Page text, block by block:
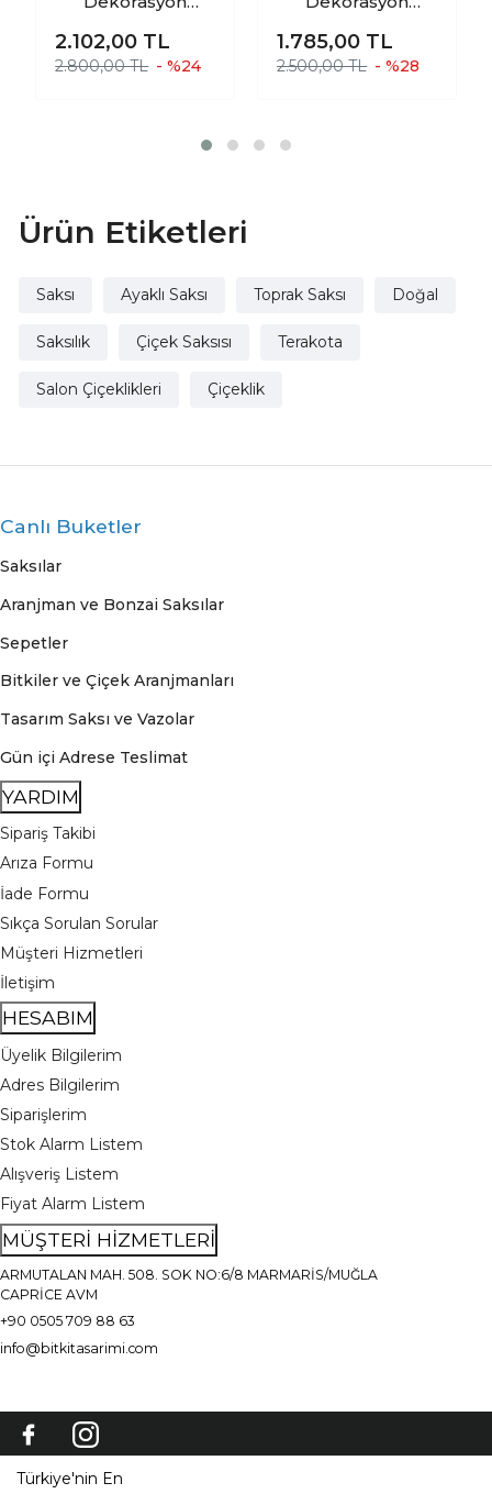
Mermer Efektli
Aranjman
2.102,00 TL
2.800,00 TL - %24
Mermer Efektli
Aranjman
Ayaklı İkili Set 20
1.785,00 TL
2.500,00 TL - %28
Ürün Etiketleri
Saksı Ayaklı Saksı Toprak Saksı Doğal
Saksılık Çiçek Saksısı Terakota
Salon Çiçeklikleri Çiçeklik
Canlı Buketler
Saksılar
Aranjman ve Bonzai Saksılar
Sepetler
Bitkiler ve Çiçek Aranjmanları
Tasarım Saksı ve Vazolar
Gün içi Adrese Teslimat
YARDIM
Sipariş Takibi
Arıza Formu
İade Formu
Sıkça Sorulan Sorular
Müşteri Hizmetleri
İletişim
HESABIM
Üyelik Bilgilerim
Adres Bilgilerim
Siparişlerim
Stok Alarm Listem
Alışveriş Listem
Fiyat Alarm Listem
MÜŞTERİ HİZMETLERİ
ARMUTALAN MAH. 508. SOK NO:6/8 MARMARİS/MUĞLA
CAPRİCE AVM
+90 0505 709 88 63
info@bitkitasarimi.com
Türkiye'nin En